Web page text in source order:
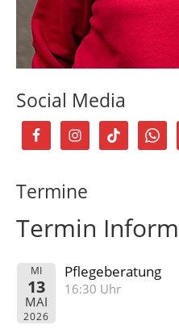
Social Media
Termine
Termin
MI
13
MAI
2026
Pflegeberatung
16:30 Uhr